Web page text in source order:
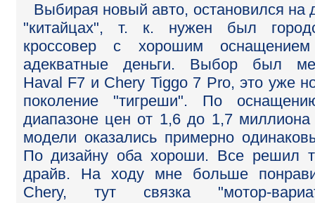
Выбирая новый авто, остановился на
"китайцах", т. к. нужен был
кроссовер с хорошим
адекватные деньги. Выбор был
Haval F7 и Chery Tiggo 7 Pro, это уже
поколение "тигреши". По
диапазоне цен от 1,6 до 1,7 миллиона
модели оказались примерно
По дизайну оба хороши. Все решил
драйв. На ходу мне больше
Chery, тут связка "мотор-